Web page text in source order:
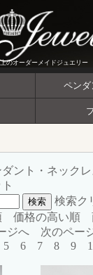
のオーダーメイドジュエリー
ペンダ
ント・ネックレ
検索ク
価格の高い順
ジへ
次のペー
5 6 7 8 9